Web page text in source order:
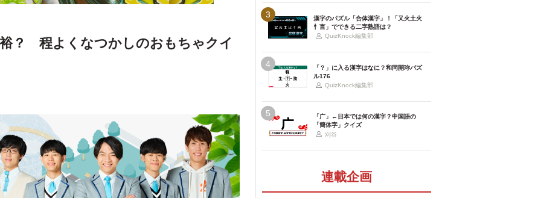
？ 程よくなつかしのおもちゃクイ
3
漢字のパズル「合体漢字」！「又火土火
忄言」でできる二字熟語は？
QuizKnock編集部
4
「？」に入る漢字はなに？和同開珎パズ
ル176
QuizKnock編集部
5
「广」←日本では何の漢字？中国語の
「簡体字」クイズ
刈谷
連載企画